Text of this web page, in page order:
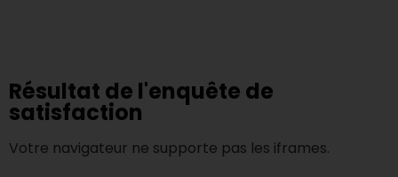
Résultat de l'enquête de
satisfaction
Votre navigateur ne supporte pas les iframes.